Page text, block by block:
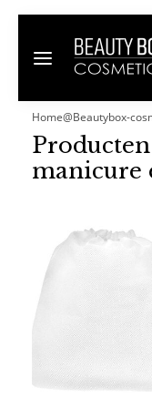
Home@Beautybox-
manicure